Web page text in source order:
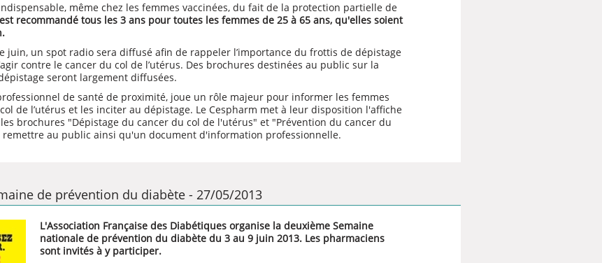
même chez les femmes vaccinées, du fait de la protection partielle de
recommandé tous les 3 ans pour toutes les femmes de 25 à 65 ans, qu'elles soient
juin, un spot radio sera diffusé afin de rappeler l’importance du frottis de dépistage
contre le cancer du col de l’utérus. Des brochures destinées au public sur la
seront largement diffusées.
de santé de proximité, joue un rôle majeur pour informer les femmes
de l’utérus et les inciter au dépistage. Le Cespharm met à leur disposition l'affiche
brochures "Dépistage du cancer du col de l'utérus" et "Prévention du cancer du
remettre au public ainsi qu'un document d'information professionnelle.
de prévention du diabète - 27/05/2013
L'Association Française des Diabétiques organise la deuxième Semaine
nationale de prévention du diabète du 3 au 9 juin 2013. Les pharmaciens
sont invités à y participer.